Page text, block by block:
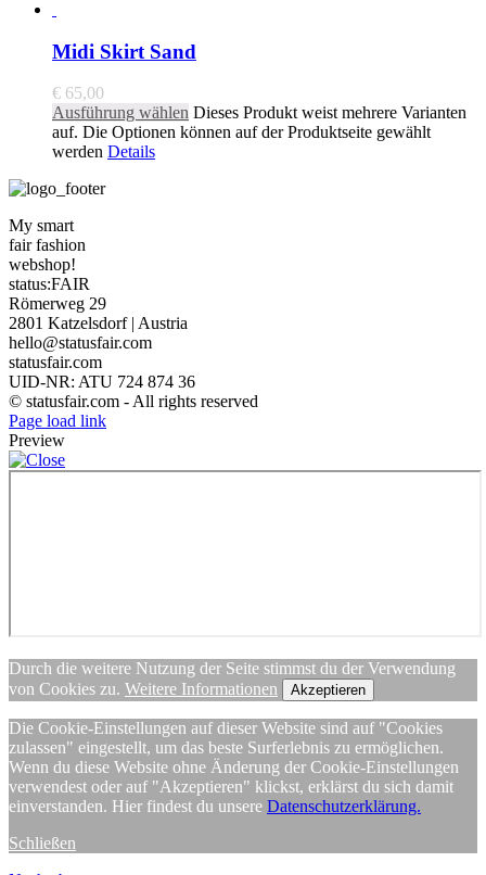
Midi Skirt Sand
€ 65,00
Ausführung wählen Dieses Produkt weist mehrere Varianten
auf. Die Optionen können auf der Produktseite gewählt
werden Details
My smart
fair fashion
webshop!
status:FAIR
Römerweg 29
2801 Katzelsdorf | Austria
hello@statusfair.com
statusfair.com
UID-NR: ATU 724 874 36
© statusfair.com - All rights reserved
Page load link
Preview
Durch die weitere Nutzung der Seite stimmst du der Verwendung
von Cookies zu. Weitere Informationen Akzeptieren
Die Cookie-Einstellungen auf dieser Website sind auf "Cookies
zulassen" eingestellt, um das beste Surferlebnis zu ermöglichen.
Wenn du diese Website ohne Änderung der Cookie-Einstellungen
verwendest oder auf "Akzeptieren" klickst, erklärst du sich damit
einverstanden. Hier findest du unsere Datenschutzerklärung.
Schließen